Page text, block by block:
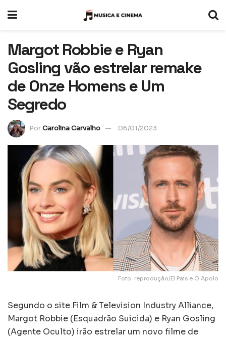
Margot Robbie e Ryan
Gosling vão estrelar remake
de Onze Homens e Um
Segredo
PorCarolina Carvalho 06/01/2023
Foto: reprodução/El País e O Apolo
Segundo o site Film & Television Industry Alliance,
Margot Robbie (Esquadrão Suicida) e Ryan Gosling
(Agente Oculto) irão estrelar um novo filme de